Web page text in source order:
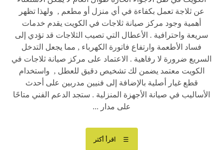
عن ثلاجة تعمل بكفاءة في أي منزل أو مطعم , ولهذا تظهر
أهمية وجود مركز صيانة ثلاجات في الكويت يقدم خدمات
سريعة واحترافية . الأعطال التي تصيب الثلاجات قد تؤدي إلى
فساد الأطعمة وارتفاع فاتورة الكهرباء , مما يجعل التدخل
السريع ضرورة لا رفاهية . الاعتماد على مركز صيانة ثلاجات في
الكويت معتمد يضمن لك تشخيص دقيق للعطل , واستخدام
قطع غيار أصلية بالإضافة إلى فنيين مدربين على أحدث
الأساليب في صيانة الأجهزة المنزلية . ستجد الدعم الفني متاحًا
على مدار ...
اقرأ أكثر